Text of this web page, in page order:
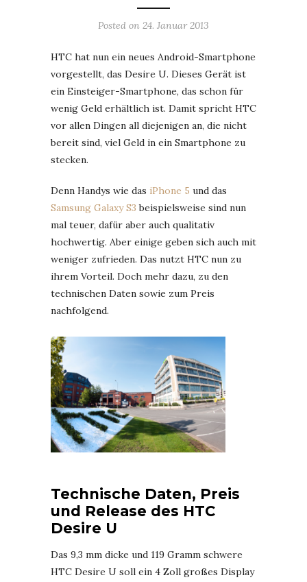
Posted on 24. Januar 2013
HTC hat nun ein neues Android-Smartphone
vorgestellt, das Desire U. Dieses Gerät ist
ein Einsteiger-Smartphone, das schon für
wenig Geld erhältlich ist. Damit spricht HTC
vor allen Dingen all diejenigen an, die nicht
bereit sind, viel Geld in ein Smartphone zu
stecken.
Denn Handys wie das iPhone 5 und das
Samsung Galaxy S3 beispielsweise sind nun
mal teuer, dafür aber auch qualitativ
hochwertig. Aber einige geben sich auch mit
weniger zufrieden. Das nutzt HTC nun zu
ihrem Vorteil. Doch mehr dazu, zu den
technischen Daten sowie zum Preis
nachfolgend.
Technische Daten, Preis
und Release des HTC
Desire U
Das 9,3 mm dicke und 119 Gramm schwere
HTC Desire U soll ein 4 Zoll großes Display